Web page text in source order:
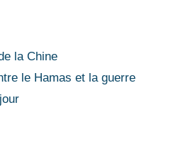
la Chine
le Hamas et la guerre